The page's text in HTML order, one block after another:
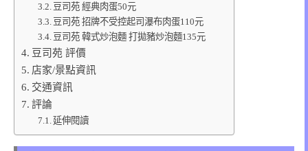
豆司苑 經典肉蛋50元
豆司苑 招牌不受控起司瀑布肉蛋110元
豆司苑 韓式炒泡麵 打拋豬炒泡麵135元
豆司苑 評價
店家/景點資訊
交通資訊
評論
延伸閱讀